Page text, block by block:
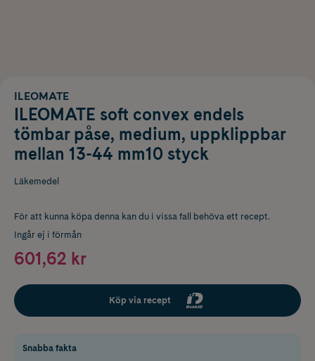
ILEOMATE
ILEOMATE soft convex endels
tömbar påse, medium, uppklippbar
mellan 13-44 mm10 styck
Läkemedel
För att kunna köpa denna kan du i vissa fall behöva ett recept.
Ingår ej i förmån
601,62 kr
Köp via recept
Snabba fakta